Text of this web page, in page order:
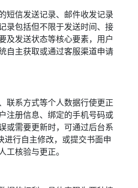
短信发送记录、邮件收发记录
录包括但不限于发送时间、接
及发送状态等核心要素，用户
自主获取或通过客服渠道申请
联系方式等个人数据行使更正
注册信息、绑定的手机号码或
或需要更新时，可通过后台系
进行自主修改，或提交书面申
工核验与更正。